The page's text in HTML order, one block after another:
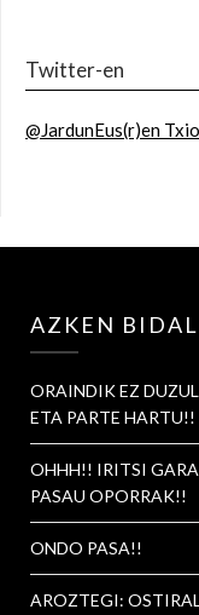
Twitter-en
@JardunEus(r)en
AZKEN
ORAINDIK EZ
ETA PARTE HARTU!!
OHHH!! IRITSI
PASAU OPORRAK!!
ONDO PASA!!
AROZTEGI: